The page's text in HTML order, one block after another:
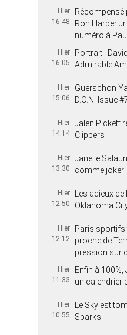
Hier
16:48
Récompensé
Ron Harper
numéro à
Hier
16:05
Portrait |
Admirable
Hier
15:06
Guerschon
D.O.N. Issue
Hier
14:14
Jalen Pickett
Clippers
Hier
13:30
Janelle
comme joker
Hier
12:50
Les adieux de
Oklahoma
Hier
12:12
Paris sportifs
proche de
pression sur
Hier
11:33
Enfin à
un calendrier
Hier
10:55
Le Sky est
Sparks